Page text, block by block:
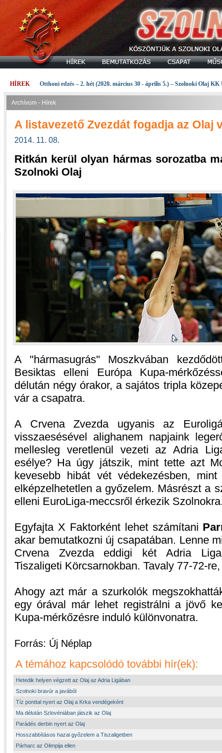
HÍREK Otthoni edzés – 2. hét (2020. március 30 - április 5.) – Szolnoki Olaj KK
Archívum - Hírek
A listavezető Zvezdát fogadja az Olaj
2014. 11. 08.
Ritkán kerül olyan hármas sorozatba
Szolnoki Olaj
A "hármasugrás" Moszkvában
Besiktas elleni Európa Kupa-
délután négy órakor, a sajátos tripla
vár a csapatra.
A Crvena Zvezda ugyanis az
visszaesésével alighanem napjaink
mellesleg veretlenül vezeti az Adria
esélye? Ha úgy játszik, mint tette azt
kevesebb hibát vét védekezésben,
elképzelhetetlen a győzelem. Másrészt a
elleni EuroLiga-meccsről érkezik
Egyfajta X Faktorként lehet számítani
akar bemutatkozni új csapatában. Lenne
Crvena Zvezda eddigi két Adria
Tiszaligeti Körcsarnokban. Tavaly 77-72-
Ahogy azt már a szurkolók
egy órával már lehet registrálni a jövő
Kupa-mérkőzésre induló különvonatra.
Forrás: Új Néplap
A témához kapcsolódó további hír(ek):
Hetedik helyen végzett az Olaj az Adria Ligában
Szolnoki bravúr a javából
Tíz ponttal nyert az Olaj a Krka vendégeként
Ma délután Szlovéniában játszik az Olaj
Parádés derbin nyert az Olaj
Hosszabbításos hazai győzelem a Tiszaligetben
Párharc az Olimpija ellen